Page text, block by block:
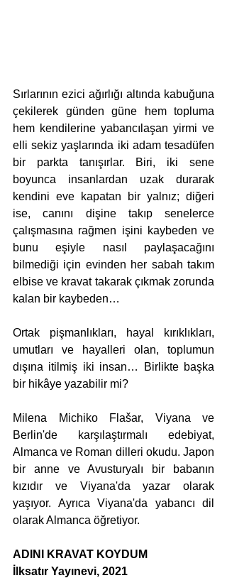
Sırlarının ezici ağırlığı altında kabuğuna
çekilerek günden güne hem topluma
hem kendilerine yabancılaşan yirmi ve
elli sekiz yaşlarında iki adam tesadüfen
bir parkta tanışırlar. Biri, iki sene
boyunca insanlardan uzak durarak
kendini eve kapatan bir yalnız; diğeri
ise, canını dişine takıp senelerce
çalışmasına rağmen işini kaybeden ve
bunu eşiyle nasıl paylaşacağını
bilmediği için evinden her sabah takım
elbise ve kravat takarak çıkmak zorunda
kalan bir kaybeden…
Ortak pişmanlıkları, hayal kırıklıkları,
umutları ve hayalleri olan, toplumun
dışına itilmiş iki insan… Birlikte başka
bir hikâye yazabilir mi?
Milena Michiko Flašar, Viyana ve
Berlin'de karşılaştırmalı edebiyat,
Almanca ve Roman dilleri okudu. Japon
bir anne ve Avusturyalı bir babanın
kızıdır ve Viyana'da yazar olarak
yaşıyor. Ayrıca Viyana'da yabancı dil
olarak Almanca öğretiyor.
ADINI KRAVAT KOYDUM
İlksatır Yayınevi, 2021